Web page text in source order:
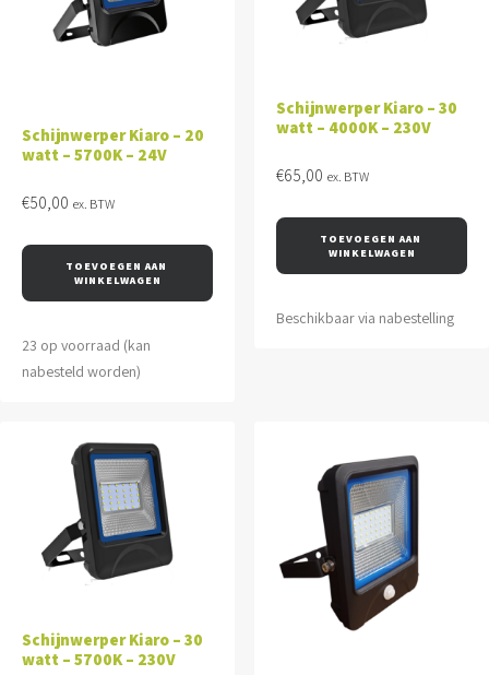
Schijnwerper Kiaro – 20
watt – 5700K – 24V
€50,00 ex. BTW
TOEVOEGEN AAN
WINKELWAGEN
23 op voorraad (kan
nabesteld worden)
Schijnwerper Kiaro – 30
watt – 4000K – 230V
€65,00 ex. BTW
TOEVOEGEN AAN
WINKELWAGEN
Beschikbaar via nabestelling
Schijnwerper Kiaro – 30
watt – 5700K – 230V